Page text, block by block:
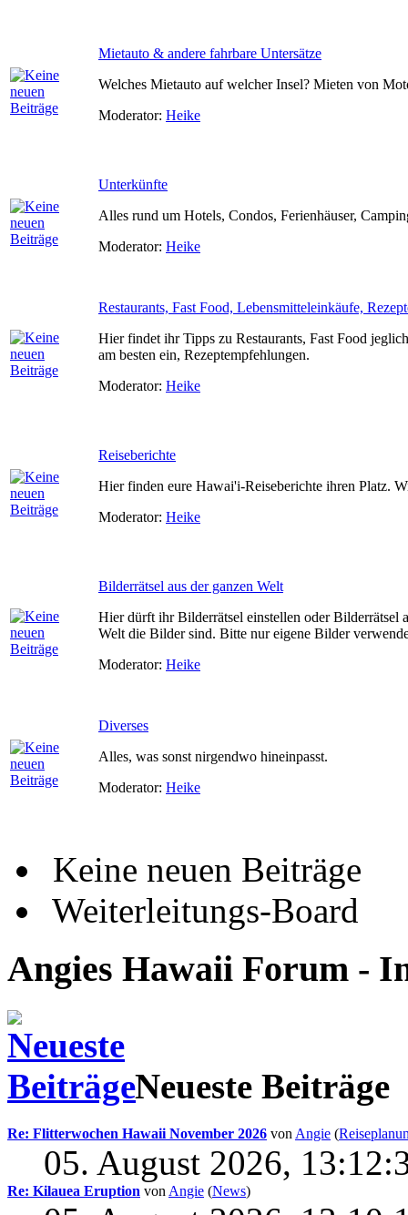
Mietauto & andere fahrbare Untersätze
Welches Mietauto auf welcher Insel? Mieten von
Moderator: Heike
Unterkünfte
Alles rund um Hotels, Condos, Ferienhäuser,
Moderator: Heike
Restaurants, Fast Food, Lebensmitteleinkäufe,
Hier findet ihr Tipps zu Restaurants, Fast Food
am besten ein, Rezeptempfehlungen.
Moderator: Heike
Reiseberichte
Hier finden eure Hawai'i-Reiseberichte ihren Platz.
Moderator: Heike
Bilderrätsel aus der ganzen Welt
Hier dürft ihr Bilderrätsel einstellen oder Bilderrätsel
Welt die Bilder sind. Bitte nur eigene Bilder
Moderator: Heike
Diverses
Alles, was sonst nirgendwo hineinpasst.
Moderator: Heike
Keine neuen Beiträge
Weiterleitungs-Board
Angies Hawaii Forum -
Neueste Beiträge
Re: Flitterwochen Hawaii November 2026 von Angie (
05. August 2026,
Re: Kilauea Eruption von Angie (News)